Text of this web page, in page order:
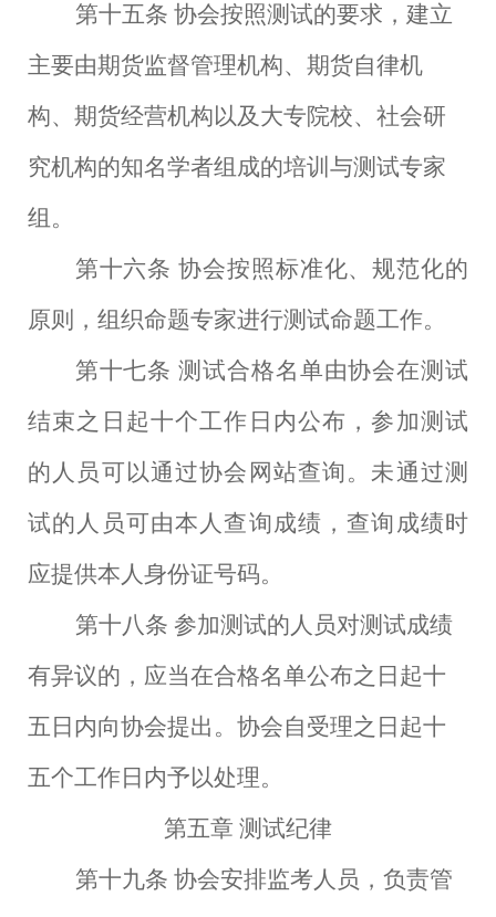
第十五条 协会按照测试的要求，建立
主要由期货监督管理机构、期货自律机
构、期货经营机构以及大专院校、社会研
究机构的知名学者组成的培训与测试专家
组。
第十六条 协会按照标准化、规范化的
原则，组织命题专家进行测试命题工作。
第十七条 测试合格名单由协会在测试
结束之日起十个工作日内公布，参加测试
的人员可以通过协会网站查询。未通过测
试的人员可由本人查询成绩，查询成绩时
应提供本人身份证号码。
第十八条 参加测试的人员对测试成绩
有异议的，应当在合格名单公布之日起十
五日内向协会提出。协会自受理之日起十
五个工作日内予以处理。
第五章 测试纪律
第十九条 协会安排监考人员，负责管